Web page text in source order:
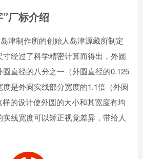
厂标介绍
津制作所的创始人岛津源藏所制定
经过了科学精密计算而得出，外圆
直径的八分之一（外圆直径的0.125
是外圆实线部分宽度的1.1倍（外圆
的设计使外圆的大小和其宽度有均
线宽度可以矫正视觉差异，带给人